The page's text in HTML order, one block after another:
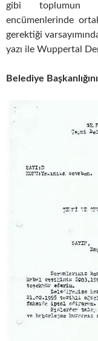
gibi toplumun
encümenlerinde
gerektiği
yazı ile Wuppertal
Belediye